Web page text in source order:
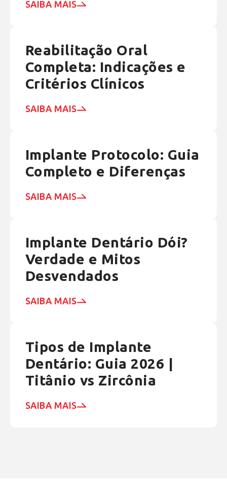
SAIBA MAIS
Reabilitação Oral
Completa: Indicações e
Critérios Clínicos
SAIBA MAIS
Implante Protocolo: Guia
Completo e Diferenças
SAIBA MAIS
Implante Dentário Dói?
Verdade e Mitos
Desvendados
SAIBA MAIS
Tipos de Implante
Dentário: Guia 2026 |
Titânio vs Zircônia
SAIBA MAIS